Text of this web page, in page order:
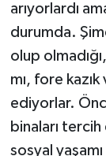
arıyorlardı
durumda.
olup
mı, fore
ediyorlar.
binaları
sosyal